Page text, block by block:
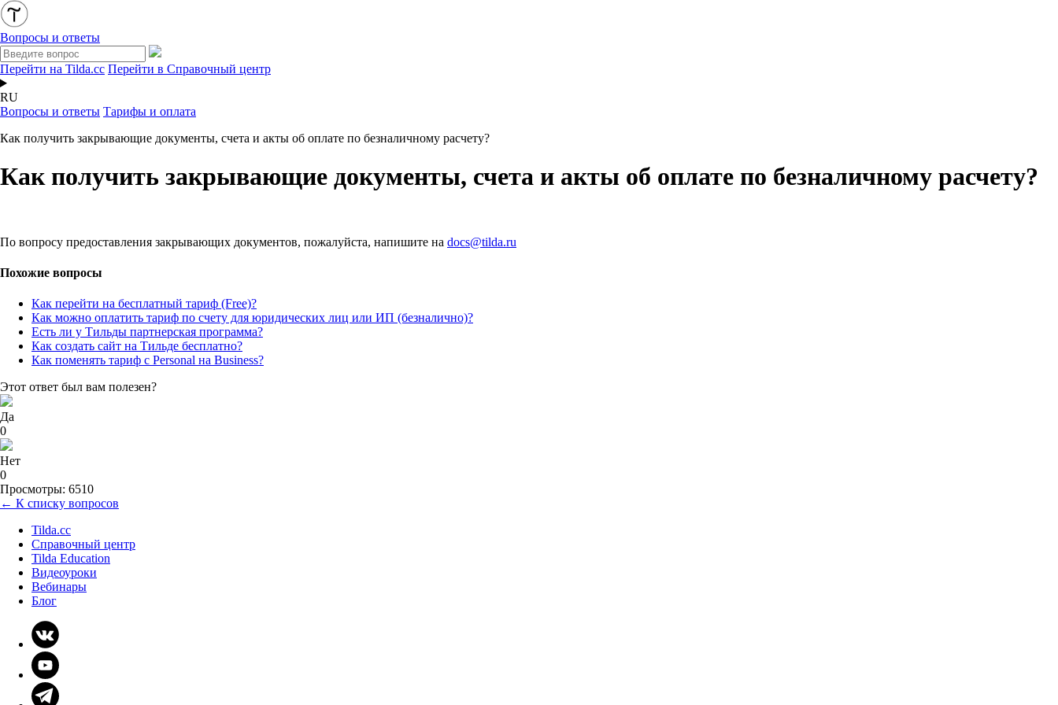
Вопросы и ответы
Перейти на Tilda.cc Перейти в Справочный центр
RU
Вопросы и ответы Тарифы и оплата
Как получить закрывающие документы, счета и акты об оплате по безналичному расчету?
Как получить закрывающие документы, счета и акты об оплате по безналичному расчету?
По вопросу предоставления закрывающих документов, пожалуйста, напишите на docs@tilda.ru
Похожие вопросы
Как перейти на бесплатный тариф (Free)?
Как можно оплатить тариф по счету для юридических лиц или ИП (безналично)?
Есть ли у Тильды партнерская программа?
Как создать сайт на Тильде бесплатно?
Как поменять тариф с Personal на Business?
Этот ответ был вам полезен?
Да
0
Нет
0
Просмотры: 6510
← К списку вопросов
Tilda.cc
Справочный центр
Tilda Education
Видеоуроки
Вебинары
Блог